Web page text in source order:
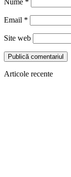
Nume *
Email *
Site web
Articole recente